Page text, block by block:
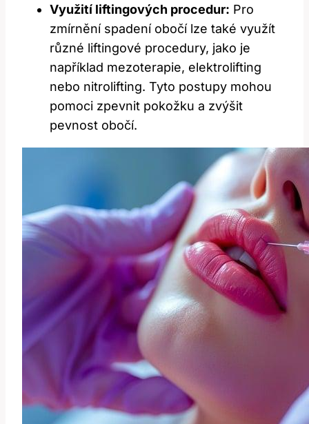
Využití liftingových procedur: Pro
zmírnění spadení obočí lze také využít
různé liftingové procedury, jako je
například mezoterapie, elektrolifting
nebo nitrolifting. Tyto postupy mohou
pomoci zpevnit pokožku a zvýšit
pevnost obočí.